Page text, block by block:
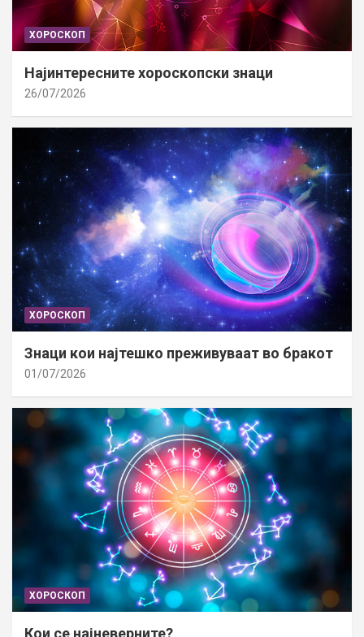
ХОРОСКОП
Најинтересните хороскопски знаци
26/07/2026
ХОРОСКОП
Знаци кои најтешко преживуваат во бракот
01/07/2026
ХОРОСКОП
Кои се најневерните?